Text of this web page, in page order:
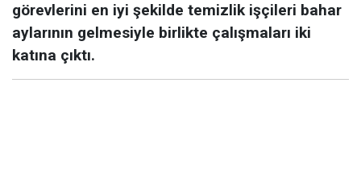
görevlerini en iyi şekilde temizlik işçileri bahar
aylarının gelmesiyle birlikte çalışmaları iki
katına çıktı.